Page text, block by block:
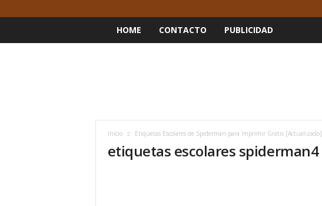
HOME CONTACTO PUBLICIDAD
Inicio Etiquetas Escolares de Spiderman para Imprimir Gratis [Actualizado]
etiquetas escolares spiderman4